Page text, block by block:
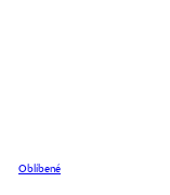
Oblíbené